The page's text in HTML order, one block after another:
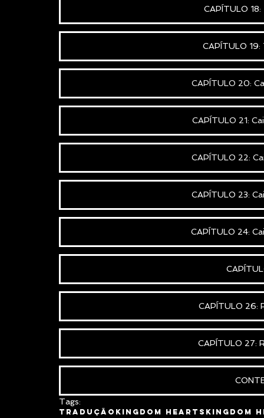
CAPÍTULO
CAPÍTULO
CAPÍTULO 20:
CAPÍTULO 21:
CAPÍTULO 22:
CAPÍTULO 23:
CAPÍTULO 24:
CAPÍTULO 26:
CAPÍTULO 27:
Tags:
Tradução Kingdom Hearts Kingdom